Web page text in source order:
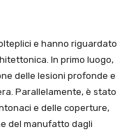
e hanno riguardato
In primo luogo,
delle lesioni profonde e
Parallelamente, è stato
e delle coperture,
del manufatto dagli